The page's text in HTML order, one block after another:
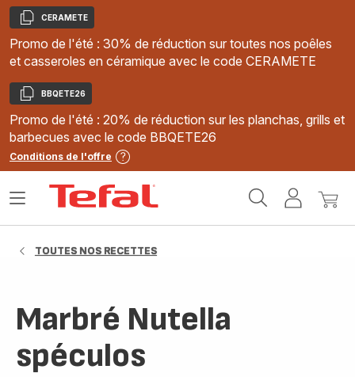
Copier
CERAMETE
Promo de l'été : 30% de réduction sur toutes nos poêles
et casseroles en céramique avec le code CERAMETE
Copier
BBQETE26
Promo de l'été : 20% de réduction sur les planchas, grills et
barbecues avec le code BBQETE26
Conditions de l'offre
MonMon
Ouvrir
TOUTES NOS RECETTES
Marbré Nutella
spéculos